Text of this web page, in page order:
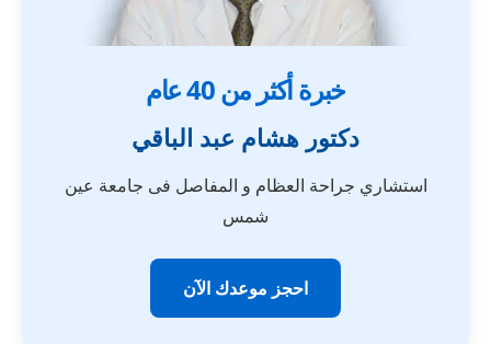
خبرة أكثر من 40 عام
دكتور هشام عبد الباقي
استشاري جراحة العظام و المفاصل فى جامعة عين
شمس
احجز موعدك الآن